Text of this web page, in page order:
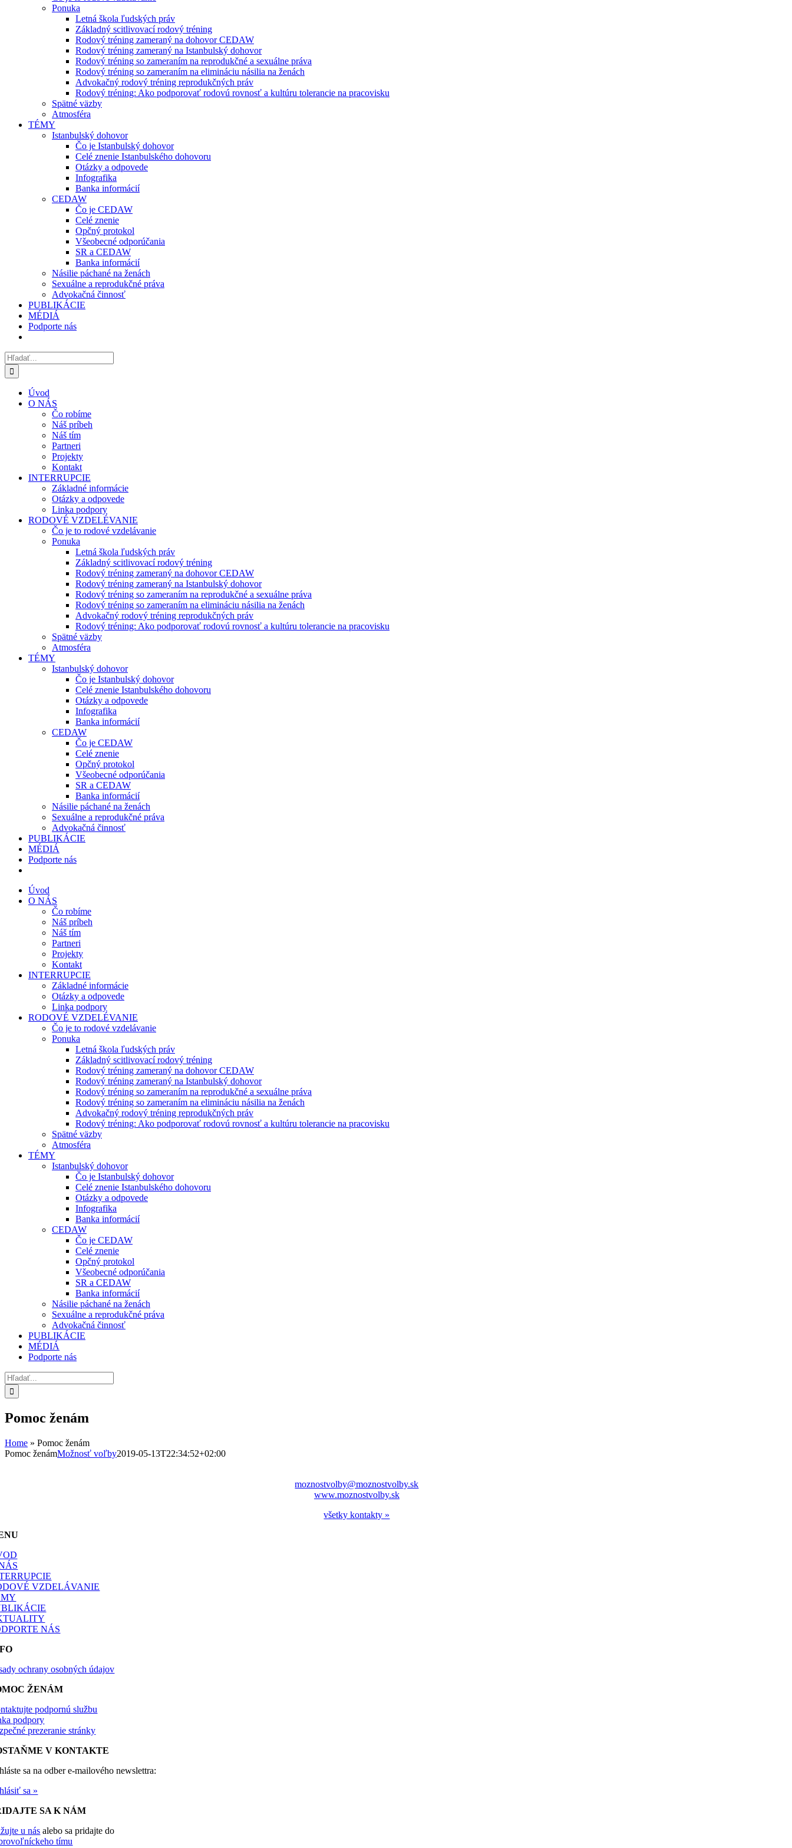
Ponuka
Letná škola ľudských práv
Základný scitlivovací rodový tréning
Rodový tréning zameraný na dohovor CEDAW
Rodový tréning zameraný na Istanbulský dohovor
Rodový tréning so zameraním na reprodukčné a sexuálne práva
Rodový tréning so zameraním na elimináciu násilia na ženách
Advokačný rodový tréning reprodukčných práv
Rodový tréning: Ako podporovať rodovú rovnosť a kultúru tolerancie na pracovisku
Spätné väzby
Atmosféra
TÉMY
Istanbulský dohovor
Čo je Istanbulský dohovor
Celé znenie Istanbulského dohovoru
Otázky a odpovede
Infografika
Banka informácií
CEDAW
Čo je CEDAW
Celé znenie
Opčný protokol
Všeobecné odporúčania
SR a CEDAW
Banka informácií
Násilie páchané na ženách
Sexuálne a reprodukčné práva
Advokačná činnosť
PUBLIKÁCIE
MÉDIÁ
Podporte nás
Hľadať:
Úvod
O NÁS
Čo robíme
Náš príbeh
Náš tím
Partneri
Projekty
Kontakt
INTERRUPCIE
Základné informácie
Otázky a odpovede
Linka podpory
RODOVÉ VZDELÉVANIE
Čo je to rodové vzdelávanie
Ponuka
Letná škola ľudských práv
Základný scitlivovací rodový tréning
Rodový tréning zameraný na dohovor CEDAW
Rodový tréning zameraný na Istanbulský dohovor
Rodový tréning so zameraním na reprodukčné a sexuálne práva
Rodový tréning so zameraním na elimináciu násilia na ženách
Advokačný rodový tréning reprodukčných práv
Rodový tréning: Ako podporovať rodovú rovnosť a kultúru tolerancie na pracovisku
Spätné väzby
Atmosféra
TÉMY
Istanbulský dohovor
Čo je Istanbulský dohovor
Celé znenie Istanbulského dohovoru
Otázky a odpovede
Infografika
Banka informácií
CEDAW
Čo je CEDAW
Celé znenie
Opčný protokol
Všeobecné odporúčania
SR a CEDAW
Banka informácií
Násilie páchané na ženách
Sexuálne a reprodukčné práva
Advokačná činnosť
PUBLIKÁCIE
MÉDIÁ
Podporte nás
Úvod
O NÁS
Čo robíme
Náš príbeh
Náš tím
Partneri
Projekty
Kontakt
INTERRUPCIE
Základné informácie
Otázky a odpovede
Linka podpory
RODOVÉ VZDELÉVANIE
Čo je to rodové vzdelávanie
Ponuka
Letná škola ľudských práv
Základný scitlivovací rodový tréning
Rodový tréning zameraný na dohovor CEDAW
Rodový tréning zameraný na Istanbulský dohovor
Rodový tréning so zameraním na reprodukčné a sexuálne práva
Rodový tréning so zameraním na elimináciu násilia na ženách
Advokačný rodový tréning reprodukčných práv
Rodový tréning: Ako podporovať rodovú rovnosť a kultúru tolerancie na pracovisku
Spätné väzby
Atmosféra
TÉMY
Istanbulský dohovor
Čo je Istanbulský dohovor
Celé znenie Istanbulského dohovoru
Otázky a odpovede
Infografika
Banka informácií
CEDAW
Čo je CEDAW
Celé znenie
Opčný protokol
Všeobecné odporúčania
SR a CEDAW
Banka informácií
Násilie páchané na ženách
Sexuálne a reprodukčné práva
Advokačná činnosť
PUBLIKÁCIE
MÉDIÁ
Podporte nás
Hľadať:
Pomoc ženám
Home » Pomoc ženám
Pomoc ženámMožnosť voľby2019-05-13T22:34:52+02:00
moznostvolby@moznostvolby.sk
www.moznostvolby.sk
všetky kontakty »
VZDELÁVANIE
NÁS
ochrany osobných údajov
ŽENÁM
podpornú službu
podpory
prezeranie stránky
V KONTAKTE
sa na odber e-mailového newslettra:
sa »
SA K NÁM
u nás alebo sa pridajte do
tímu